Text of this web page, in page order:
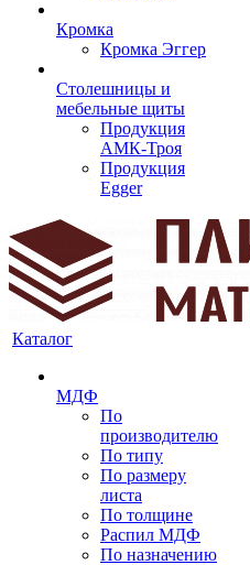
Кромка
Кромка Эггер
Столешницы и
мебельные щиты
Продукция
АМК-Троя
Продукция
Egger
Каталог
МДФ
По
производителю
По типу
По размеру
листа
По толщине
Распил МДФ
По назначению